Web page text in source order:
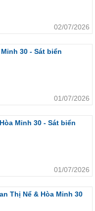
02/07/2026
30 - Sát biển
01/07/2026
Minh 30 - Sát biển
01/07/2026
Thị Nể & Hòa Minh 30